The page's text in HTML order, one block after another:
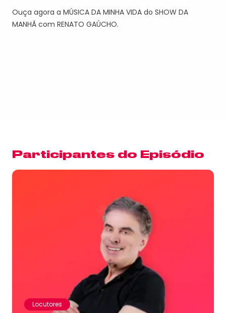
Ouça agora a MÚSICA DA MINHA VIDA do SHOW DA
MANHÃ com RENATO GAÚCHO.
Participantes do Episódio
Locutores